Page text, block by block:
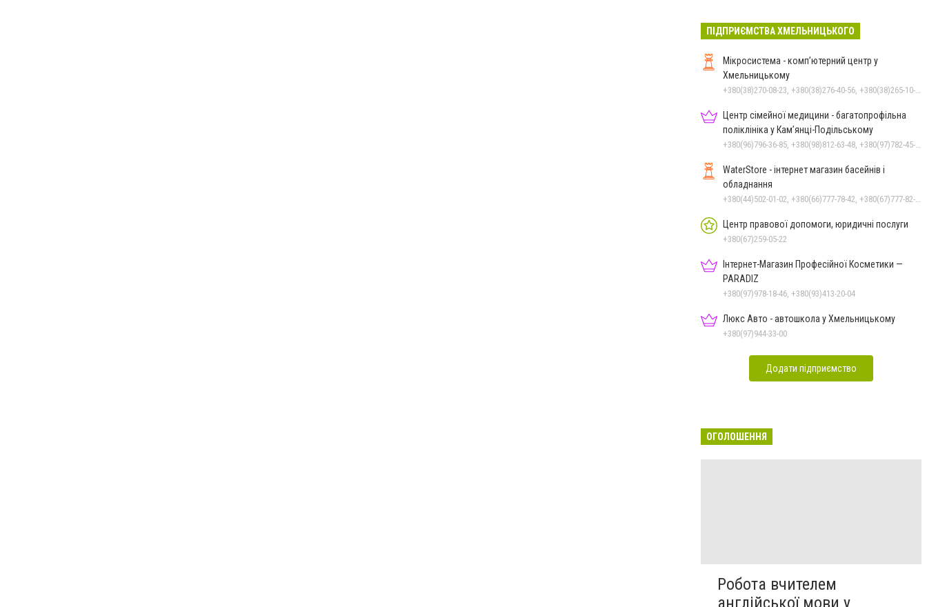
протипухлинному центрі
запрацював новий
томограф
Паперовий флот замість
Чорноморського: як реальні
втрати Росії перетворилися
на дитячу аплікацію
ПІДПРИЄМСТВА ХМЕЛЬНИЦЬКОГО
Мікросистема - комп’ютерний центр у
Хмельницькому
+380(38)270-08-23, +380(38)276-40-56, +380(38)265-10-45, +380(38)270-08-22
Центр сімейної медицини - багатопрофільна
поліклініка у Кам’янці-Подільському
+380(96)796-36-85, +380(98)812-63-48, +380(97)782-45-70
WaterStore - інтернет магазин басейнів і
обладнання
+380(44)502-01-02, +380(66)777-78-42, +380(67)777-82-19, +380(67)890-80-80, +380(73)890-80-80, +380(44)502-01-03
Центр правової допомоги, юридичні послуги
+380(67)259-05-22
Інтернет-Магазин Професійної Косметики —
PARADIZ
+380(97)978-18-46, +380(93)413-20-04
Люкс Авто - автошкола у Хмельницькому
+380(97)944-33-00
Додати підприємство
ОГОЛОШЕННЯ
Робота вчителем
англійської мови у